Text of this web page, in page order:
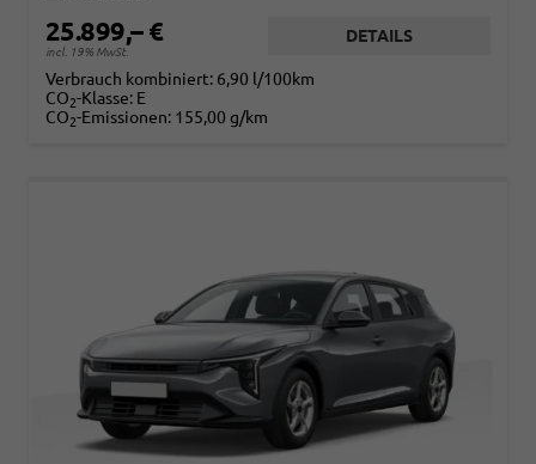
25.899,– €
incl. 19% MwSt.
DETAILS
Verbrauch kombiniert: 6,90 l/100km
CO2-Klasse: E
CO2-Emissionen: 155,00 g/km